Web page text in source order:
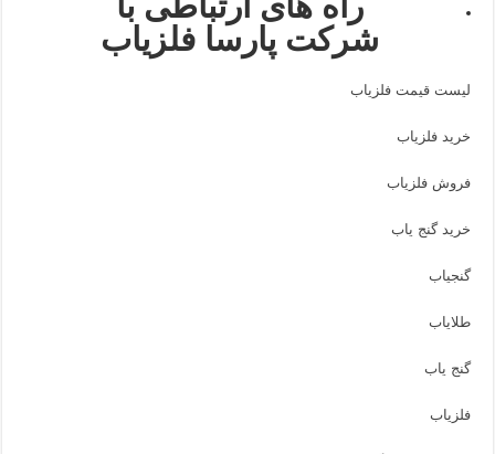
شرکت پارسا فلزیاب
لیست قیمت فلزیاب
خرید فلزیاب
فروش فلزیاب
خرید گنج یاب
گنجیاب
طلایاب
گنج یاب
فلزیاب